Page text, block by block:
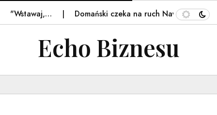
Domański czeka na ruch Nawrockiego.
Echo Biznesu